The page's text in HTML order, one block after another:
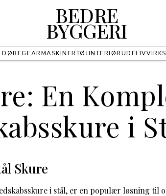
BEDRE
BYGGERI
DØREGEARMASKINERTØJINTERIØRUDELIV
En
i
Skure
i stål, er en populær løsning